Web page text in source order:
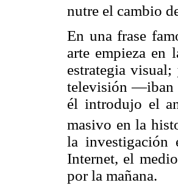
nutre el cambio
En una frase
arte empieza en
estrategia
televisión —iban
él introdujo el
masivo en la
la investigación
Internet, el
por la mañana.